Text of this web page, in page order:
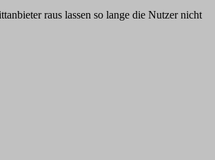
raus lassen so lange die Nutzer nicht